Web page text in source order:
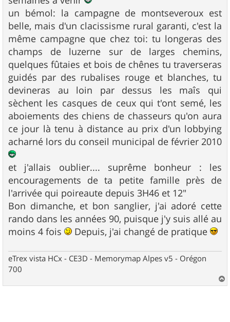
un bémol: la campagne de montseveroux est
belle, mais d'un clacissisme rural garanti, c'est la
même campagne que chez toi: tu longeras des
champs de luzerne sur de larges chemins,
quelques fûtaies et bois de chênes tu traverseras
guidés par des rubalises rouge et blanches, tu
devineras au loin par dessus les maîs qui
sèchent les casques de ceux qui t'ont semé, les
aboiements des chiens de chasseurs qu'on aura
ce jour là tenu à distance au prix d'un lobbying
acharné lors du conseil municipal de février 2010
et j'allais oublier.... suprême bonheur : les
encouragements de ta petite famille près de
l'arrivée qui poireaute depuis 3H46 et 12"
Bon dimanche, et bon sanglier, j'ai adoré cette
rando dans les années 90, puisque j'y suis allé au
moins 4 fois
Depuis, j'ai changé de pratique
eTrex vista HCx - CE3D - Memorymap Alpes v5 - Orégon
700
a